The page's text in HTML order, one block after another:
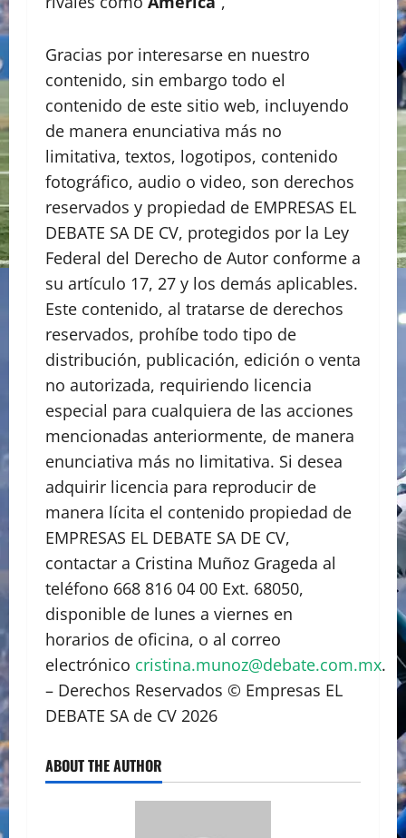
Gracias por interesarse en nuestro
contenido, sin embargo todo el
contenido de este sitio web, incluyendo
de manera enunciativa más no
limitativa, textos, logotipos, contenido
fotográfico, audio o video, son derechos
reservados y propiedad de EMPRESAS EL
DEBATE SA DE CV, protegidos por la Ley
Federal del Derecho de Autor conforme a
su artículo 17, 27 y los demás aplicables.
Este contenido, al tratarse de derechos
reservados, prohíbe todo tipo de
distribución, publicación, edición o venta
no autorizada, requiriendo licencia
especial para cualquiera de las acciones
mencionadas anteriormente, de manera
enunciativa más no limitativa. Si desea
adquirir licencia para reproducir de
manera lícita el contenido propiedad de
EMPRESAS EL DEBATE SA DE CV,
contactar a Cristina Muñoz Grageda al
teléfono 668 816 04 00 Ext. 68050,
disponible de lunes a viernes en
horarios de oficina, o al correo
electrónico cristina.munoz@debate.com.mx.
– Derechos Reservados © Empresas EL
DEBATE SA de CV 2026
ABOUT THE AUTHOR